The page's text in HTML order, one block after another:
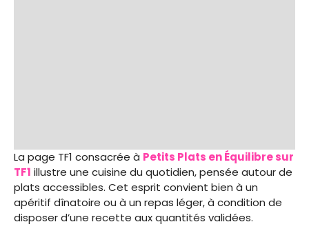
La page TF1 consacrée à Petits Plats en Équilibre sur
TF1 illustre une cuisine du quotidien, pensée autour de
plats accessibles. Cet esprit convient bien à un
apéritif dînatoire ou à un repas léger, à condition de
disposer d’une recette aux quantités validées.